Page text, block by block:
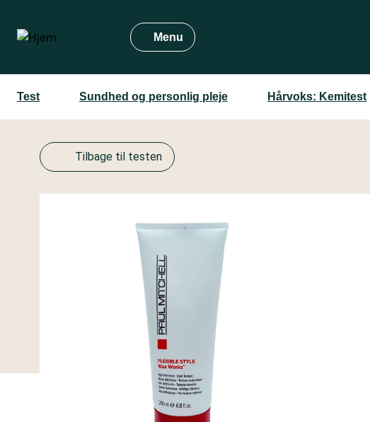
hovedindhold
Menu
Test Sundhed og personlig pleje Hårvoks: Kemitest
Tilbage til testen